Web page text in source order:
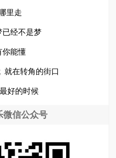
里走
已经不是梦
你能懂
就在转角的街口
好的时候
微信公众号